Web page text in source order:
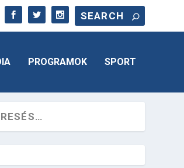
PROGRAMOK SPORT